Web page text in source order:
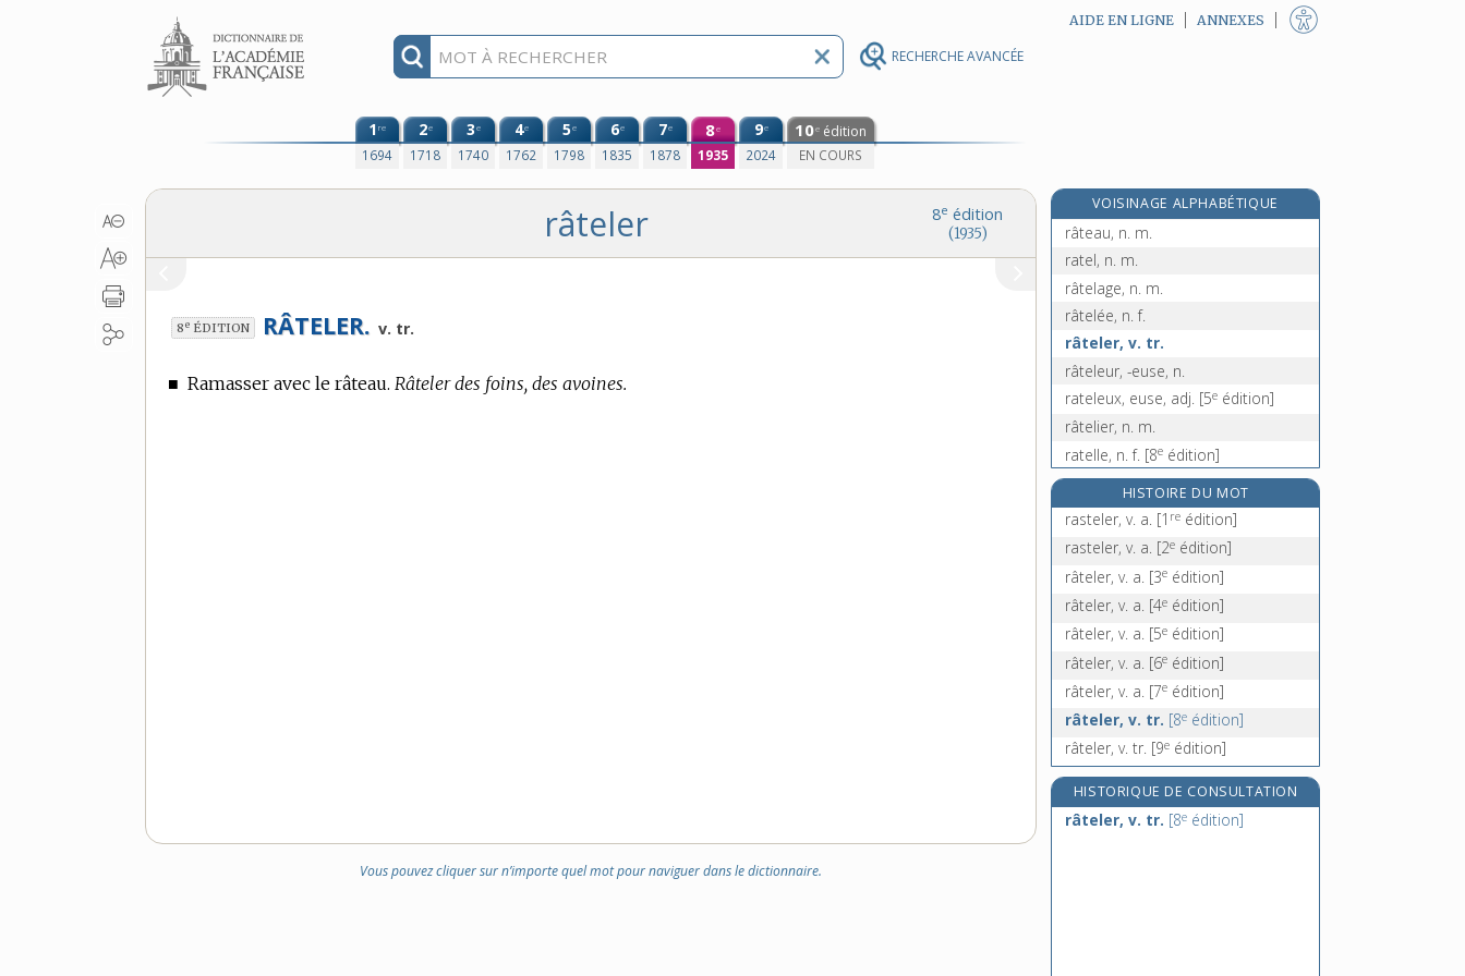
RECHERCHE AVANCÉE
Aller au contenu AIDE EN LIGNE ANNEXES
1re
1694
2e
1718
3e
1740
4e
1762
5e
1798
6e
1835
7e
1878
8e
1935
9e
2024
10e édition
EN COURS
8e édition
(1935)
râteler
8e ÉDITION RÂTELER. v. tr.
■ Ramasser avec le râteau. Râteler des foins, des avoines.
Vous pouvez cliquer sur n’importe quel mot pour naviguer dans le dictionnaire.
VOISINAGE ALPHABÉTIQUE
raté, -ée, n. et adj.
râteau, n. m.
ratel, n. m.
râtelage, n. m.
râtelée, n. f.
râteler, v. tr.
râteleur, -euse, n.
rateleux, euse, adj. [5e édition]
râtelier, n. m.
ratelle, n. f. [8e édition]
râtelures, n. f. pl.
rater, v. intr. et tr.
ratiboiser, v. tr.
raticide, adj.
HISTOIRE DU MOT
rasteler, v. a. [1 re édition]
rasteler, v. a. [2e édition]
râteler, v. a. [3e édition]
râteler, v. a. [4e édition]
râteler, v. a. [5e édition]
râteler, v. a. [6e édition]
râteler, v. a. [7e édition]
râteler, v. tr. [8e édition]
râteler, v. tr. [9e édition]
HISTORIQUE DE CONSULTATION
râteler, v. tr. [8e édition]